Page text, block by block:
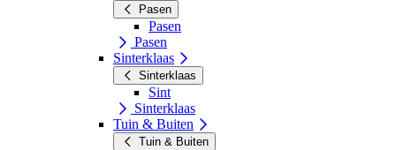
Pasen
Pasen
Pasen
Sinterklaas
Sinterklaas
Sint
Sinterklaas
Tuin & Buiten
Tuin & Buiten